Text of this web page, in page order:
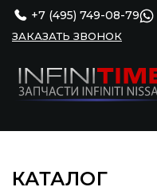
+7 (495) 749-08-79
ЗАКАЗАТЬ ЗВОНОК
КАТАЛОГ